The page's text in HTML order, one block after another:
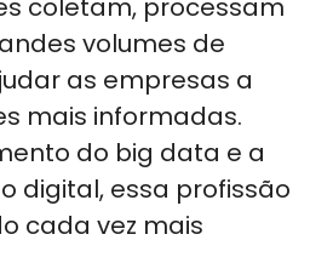
coletam, processam
volumes de
as empresas a
mais informadas.
do big data e a
digital, essa profissão
cada vez mais